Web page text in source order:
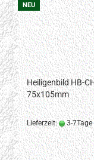
NEU
Heiligenbild HB-
75x105mm
Lieferzeit: 3-7Tage